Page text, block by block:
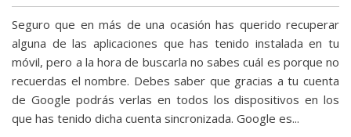
Seguro que en más de una ocasión has querido recuperar
alguna de las aplicaciones que has tenido instalada en tu
móvil, pero a la hora de buscarla no sabes cuál es porque no
recuerdas el nombre. Debes saber que gracias a tu cuenta
de Google podrás verlas en todos los dispositivos en los
que has tenido dicha cuenta sincronizada. Google es...